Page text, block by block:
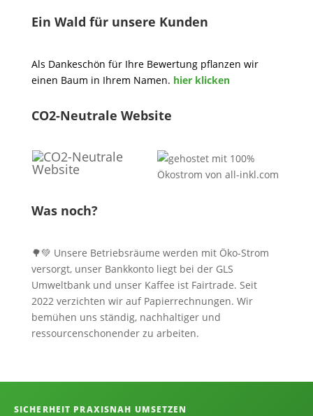
Ein Wald für unsere Kunden
Als Dankeschön für Ihre Bewertung pflanzen wir
einen Baum in Ihrem Namen. hier klicken
CO2-Neutrale Website
Was noch?
🌳💚 Unsere Betriebsräume werden mit Öko-Strom
versorgt, unser Bankkonto liegt bei der GLS
Umweltbank und unser Kaffee ist Fairtrade. Seit
2022 verzichten wir auf Papierrechnungen. Wir
bemühen uns ständig, nachhaltiger und
ressourcenschonender zu arbeiten.
Informationen, Kontakt und
SICHERHEIT PRAXISNAH UMSETZEN